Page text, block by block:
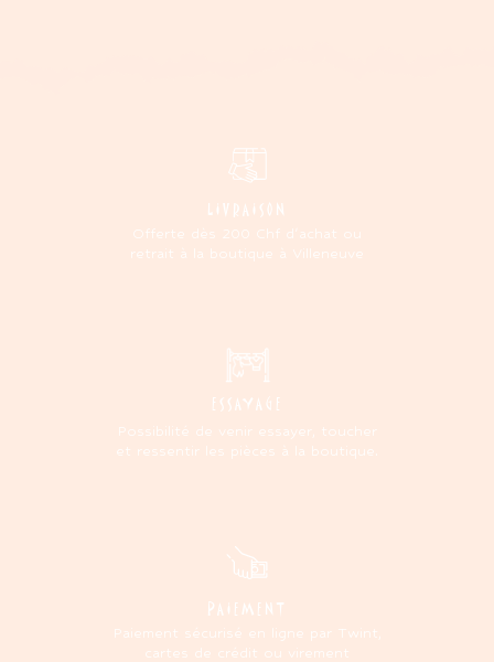
LIVRAISON
Offerte dès 200 Chf d'achat ou
retrait à la boutique à Villeneuve
ESSAYAGE
Possibilité de venir essayer, toucher
et ressentir les pièces à la boutique.
PAIEMENT
Paiement sécurisé en ligne par Twint,
cartes de crédit ou virement